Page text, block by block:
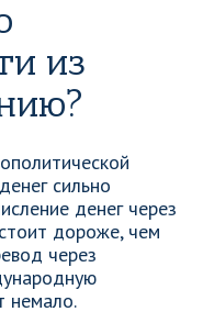
из
сильно
денег через
дороже, чем
через
немало.